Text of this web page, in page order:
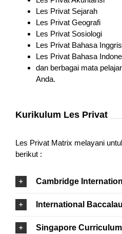
Les Privat Sejarah
Les Privat Geografi
Les Privat Sosiologi
Les Privat Bahasa Inggris
Les Privat Bahasa
dan berbagai mata
Anda.
Kurikulum Les Privat
Les Privat Matrix melayani
berikut :
Cambridge
International
Singapore Curriculum